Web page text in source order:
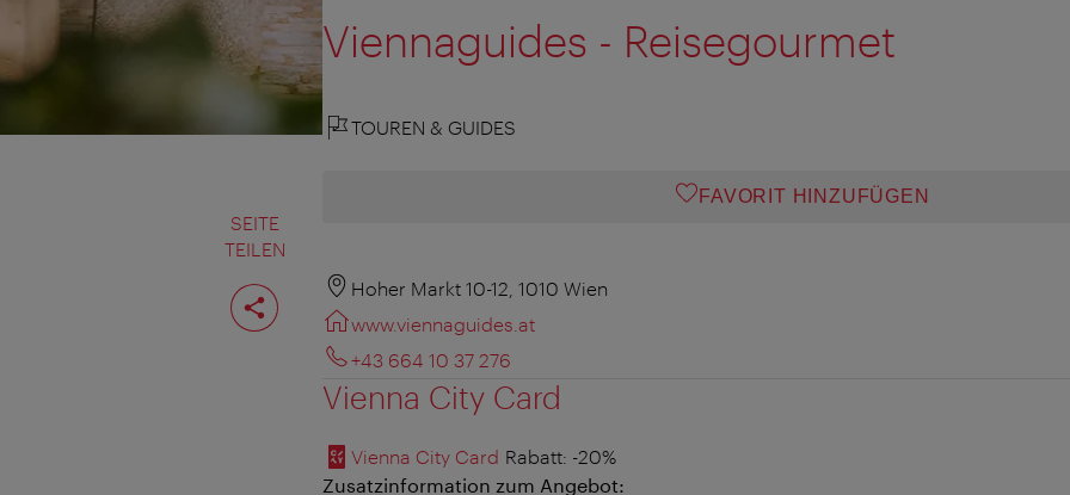
SEITE
TEILEN
Seite
teilen
Viennaguides - Reisegourmet
TOUREN & GUIDES
FAVORIT HINZUFÜGEN
Hoher Markt 10-12, 1010 Wien
www.viennaguides.at
+43 664 10 37 276
Vienna City Card
Vienna City Card Rabatt: -20%
Zusatzinformation zum Angebot: